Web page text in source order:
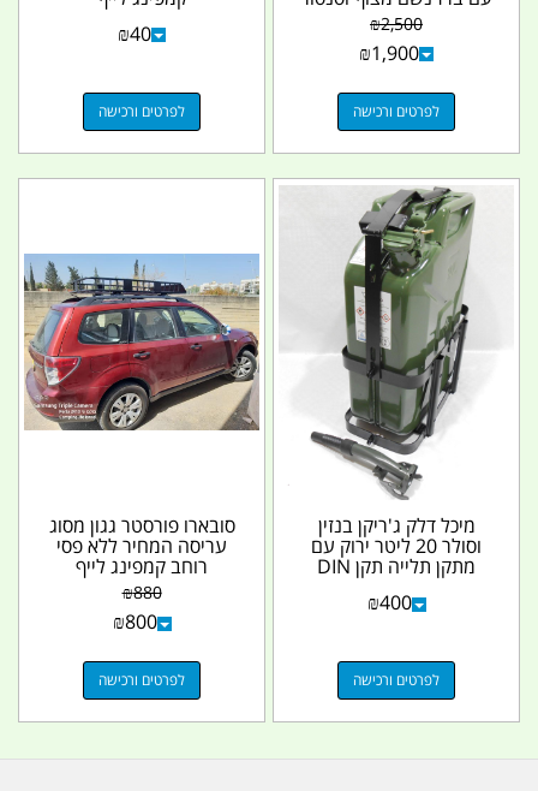
חשמלי...
₪2,500
₪1,900
לפרטים ורכישה
₪40
לפרטים ורכישה
מיכל דלק ג'ריקן בנזין
וסולר 20 ליטר ירוק עם
מתקן תלייה תקן DIN
7274 משפך מתנה...
₪400
לפרטים ורכישה
סובארו פורסטר גגון מסוג
עריסה המחיר ללא פסי
רוחב קמפינג לייף
₪880
₪800
לפרטים ורכישה